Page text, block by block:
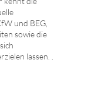
und BEG,
sowie die
lassen. .